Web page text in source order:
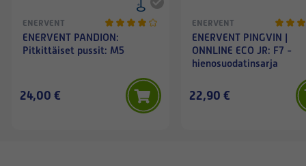
ENERVENT
ENERVENT PANDION:
Pitkittäiset pussit: M5
24,00 €
ENERVENT
ENERVENT PINGVIN |
ONNLINE ECO JR: F7 -
hienosuodatinsarja
22,90 €